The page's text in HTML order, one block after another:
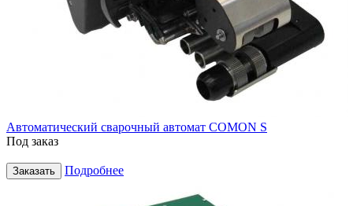
Автоматический сварочный автомат COMON S
Под заказ
Заказать Подробнее